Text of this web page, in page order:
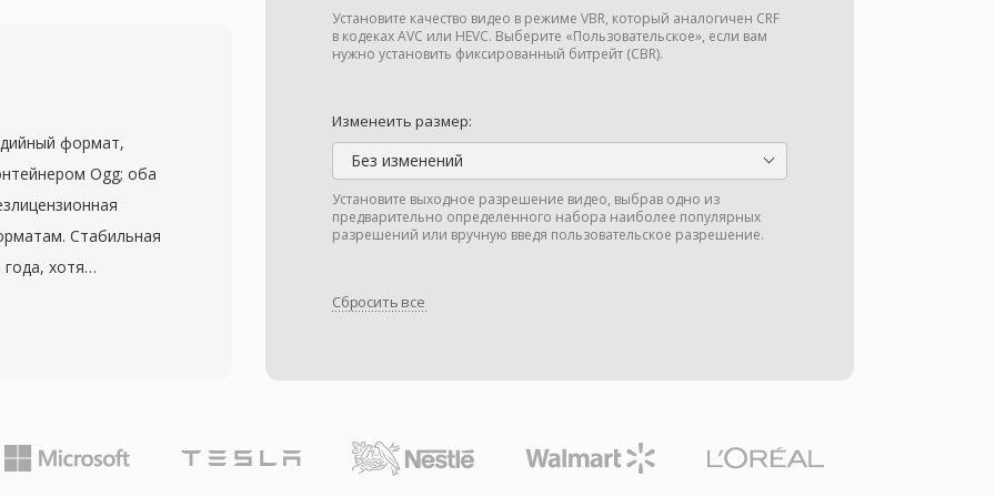
Установите качество видео в режиме VBR, который аналогичен CRF
в кодеках AVC или HEVC. Выберите «Пользовательское», если вам
нужно установить фиксированный битрейт (CBR).
Изменеить размер:
Без изменений
Установите выходное разрешение видео, выбрав одно из
предварительно определенного набора наиболее популярных
разрешений или вручную введя пользовательское разрешение.
Сбросить все
до
включают
режимы
блочных
Китая
стандарта сжатия
одного из
формат,
Ogg; оба
Стабильная
хотя
кодека VP3,
битрейтах.